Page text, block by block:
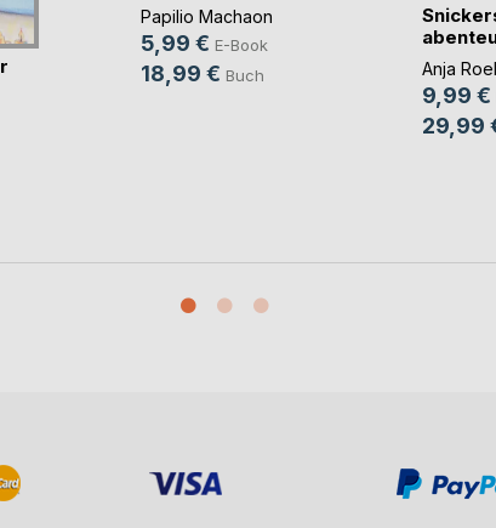
Papilio Machaon
5,99 € E-Book
18,99 € Buch
Faultier
Anja
9,99 €
29,99